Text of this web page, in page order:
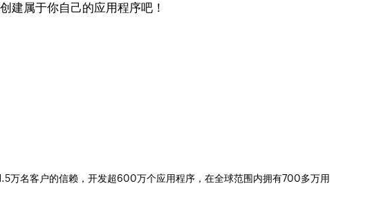
建属于你自己的应用程序吧！
万名客户的信赖，开发超600万个应用程序，在全球范围内拥有700多万用